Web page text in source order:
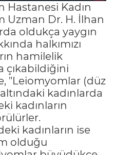
Hastanesi Kadın
Uzman Dr. H. İlhan
oldukça yaygın
halkımızı
hamilelik
çıkabildiğini
"Leiomyomlar (düz
kadınlarda
kadınların
kadınların ise
olduğu